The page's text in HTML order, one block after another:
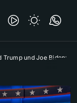
und Joe Biden: